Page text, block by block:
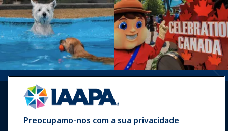
Preocupamo-nos com a sua privacidade